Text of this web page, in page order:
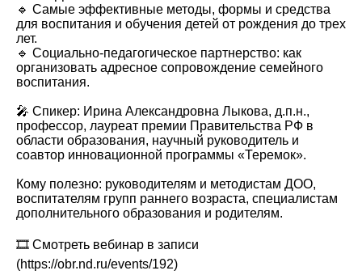
🔹 Самые эффективные методы, формы и средства
для воспитания и обучения детей от рождения до трех
лет.
🔹 Социально-педагогическое партнерство: как
организовать адресное сопровождение семейного
воспитания.
🎤 Спикер: Ирина Александровна Лыкова, д.п.н.,
профессор, лауреат премии Правительства РФ в
области образования, научный руководитель и
соавтор инновационной программы «Теремок».
Кому полезно: руководителям и методистам ДОО,
воспитателям групп раннего возраста, специалистам
дополнительного образования и родителям.
🎞 Смотреть вебинар в записи
(https://obr.nd.ru/events/192)